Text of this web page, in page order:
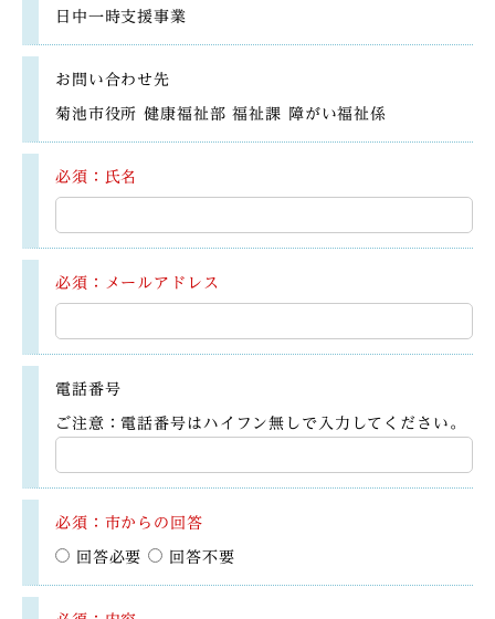
日中一時支援事業
お問い合わせ先
菊池市役所 健康福祉部 福祉課 障がい福祉係
必須：氏名
必須：メールアドレス
電話番号
ご注意：電話番号はハイフン無しで入力してください。
必須：市からの回答
回答必要 回答不要